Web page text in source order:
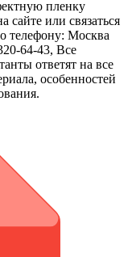
пленку
сайте или связаться
телефону: Москва
64-43, Все
ответят на все
особенностей